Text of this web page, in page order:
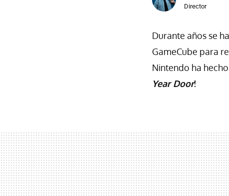
Director
Durante años se
GameCube para
Nintendo ha
Year Door!